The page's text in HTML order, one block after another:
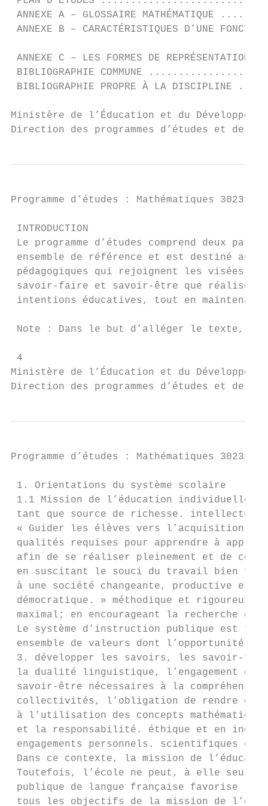
ANNEXE A – GLOSSAIRE
ANNEXE B – CARACTÉRISTIQUES D’UNE
ANNEXE C – LES FORMES DE
BIBLIOGRAPHIE
BIBLIOGRAPHIE PROPRE À
Ministère de l’Éducation et du
Direction des programmes d’études et de
Programme d’études : Mathématiques
INTRODUCTION
Le programme d’études comprend deux
ensemble de référence et est destiné
pédagogiques qui rejoignent les visées
savoir-faire et savoir-être que réalisera
intentions éducatives, tout en
Note : Dans le but d’alléger le texte,
4
Ministère de l’Éducation et du
Direction des programmes d’études et de
Programme d’études : Mathématiques
1. Orientations du système scolaire
1.1 Mission de l’éducation
tant que source de richesse.
« Guider les élèves vers l’acquisition
qualités requises pour apprendre à
afin de se réaliser pleinement et de
en suscitant le souci du travail bien fait,
à une société changeante, productive et
démocratique. » méthodique et
maximal; en encourageant la recherche
Le système d’instruction publique est
ensemble de valeurs dont
3. développer les savoirs, les savoir-
la dualité linguistique, l’engagement des
savoir-être nécessaires à la
collectivités, l’obligation de rendre
à l’utilisation des concepts
et la responsabilité. éthique et en
engagements personnels. scientifiques et
Dans ce contexte, la mission de
Toutefois, l’école ne peut, à elle
publique de langue française favorise le
tous les objectifs de la mission de